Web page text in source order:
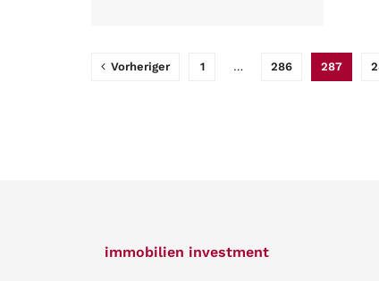
Vorheriger 1 … 286 287
immobilien investment